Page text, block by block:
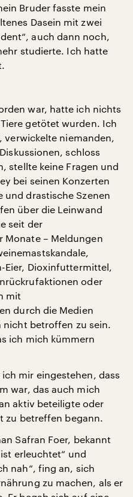
Bruder fasste mein
Dasein mit zwei
auch dann noch,
studierte. Ich hatte
war, hatte ich nichts
getötet wurden. Ich
niemanden,
schloss
stellte keine Fragen und
bei seinen Konzerten
und drastische Szenen
über die Leinwand
seit der
Monate – Meldungen
Eier, Dioxinfuttermittel,
oder
mit
durch die Medien
betroffen zu sein.
ich mich kümmern
mir eingestehen, dass
war, das auch mich
aktiv beteiligte oder
zu betreffen begann.
Safran Foer, bekannt
erleuchtet“ und
nah“, fing an, sich
zu machen, als er